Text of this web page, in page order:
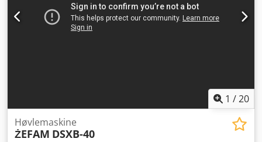
EUR) (Priser kan ændres ved større kursudsving)
1 /20
Høvlemaskine
ŻEFAM DSXB-40